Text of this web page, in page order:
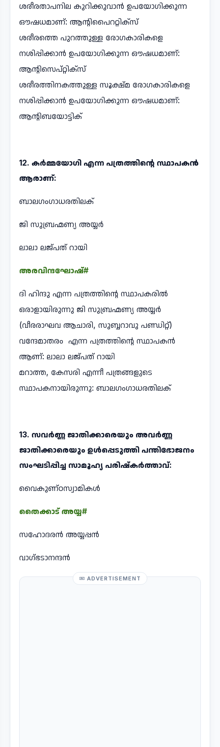
ശരീരതാപനില കുറിക്കുവാൻ ഉപയോഗിക്കുന്ന
ഔഷധമാണ്: ആന്റിപൈററ്റിക്സ്
ശരീരത്തെ പുറത്തുള്ള രോഗകാരികളെ
നശിപ്പിക്കാൻ ഉപയോഗിക്കുന്ന ഔഷധമാണ്:
ആന്റിസെപ്റ്റിക്സ്
ശരീരത്തിനകത്തുള്ള സൂക്ഷ്മ രോഗകാരികളെ
നശിപ്പിക്കാൻ ഉപയോഗിക്കുന്ന ഔഷധമാണ്:
ആന്റിബയോട്ടിക്
12. കർമ്മയോഗി എന്ന പത്രത്തിന്റെ സ്ഥാപകൻ
ആരാണ്:
ബാലഗംഗാധരതിലക്
ജി സുബ്രഹ്മണ്യ അയ്യർ
ലാലാ ലജ്പത് റായി
അരവിന്ദഘോഷ്#
ദി ഹിന്ദു എന്ന പത്രത്തിന്റെ സ്ഥാപകരിൽ
ഒരാളായിരുന്നു ജി സുബ്രഹ്മണ്യ അയ്യർ
(വീരരാഘവ ആചാരി, സുബ്ബറാവു പണ്ഡിറ്റ്)
വന്ദേമാതരം എന്ന പത്രത്തിന്റെ സ്ഥാപകൻ
ആണ്: ലാലാ ലജ്പത് റായി
മറാത്ത, കേസരി എന്നീ പത്രങ്ങളുടെ
സ്ഥാപകനായിരുന്നു: ബാലഗംഗാധരതിലക്
13. സവർണ്ണ ജാതിക്കാരെയും അവർണ്ണ
ജാതിക്കാരെയും ഉൾപ്പെടുത്തി പന്തിഭോജനം
സംഘടിപ്പിച്ച സാമൂഹ്യ പരിഷ്കർത്താവ്:
വൈകുണ്ഠസ്വാമികൾ
തൈക്കാട് അയ്യ#
സഹോദരൻ അയ്യപ്പൻ
വാഗ്ഭടാനന്ദൻ
ADVERTISEMENT